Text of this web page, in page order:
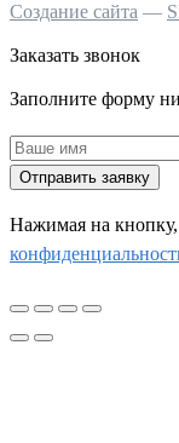
Создание сайта —
Заказать звонок
Заполните форму
Отправить заявку
Нажимая на кнопку,